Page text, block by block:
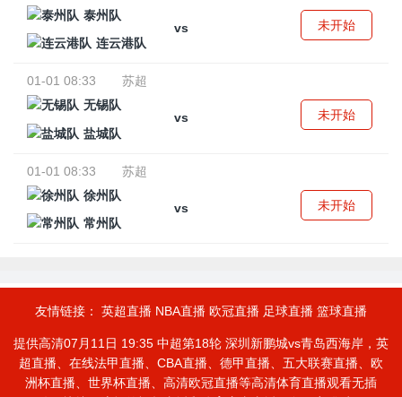
泰州队
vs
连云港队
未开始
01-01 08:33
苏超
无锡队
vs
盐城队
未开始
01-01 08:33
苏超
徐州队
vs
常州队
未开始
友情链接： 英超直播 NBA直播 欧冠直播 足球直播 篮球直播
提供高清07月11日 19:35 中超第18轮 深圳新鹏城vs青岛西海岸，英
超直播、在线法甲直播、CBA直播、德甲直播、五大联赛直播、欧
洲杯直播、世界杯直播、高清欧冠直播等高清体育直播观看无插